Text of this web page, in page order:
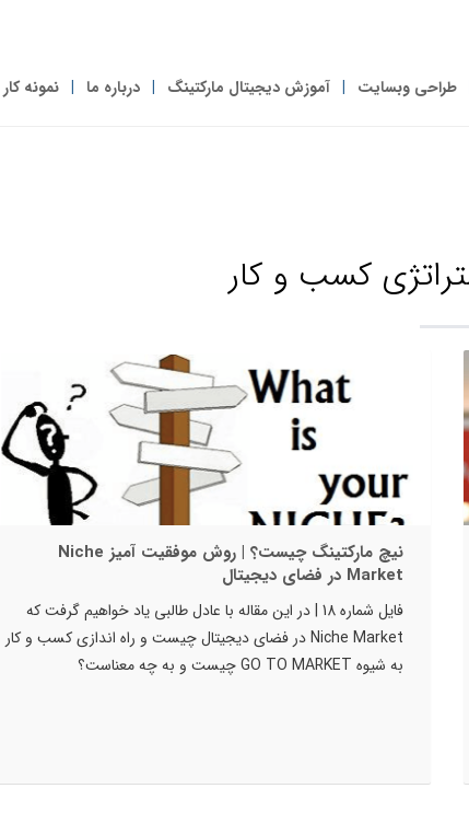
طراحی وبسایت آموزش دیجیتال مارکتینگ درباره ما نمونه کار
کسب و کار
نیچ مارکتینگ چیست؟ | روش موفقیت آمیز Niche
Market در فضای دیجیتال
فایل شماره 18 | در این مقاله با عادل طالبی یاد خواهیم گرفت که
Niche Market در فضای دیجیتال چیست و راه اندازی کسب و کار
به شیوه GO TO MARKET چیست و به چه معناست؟